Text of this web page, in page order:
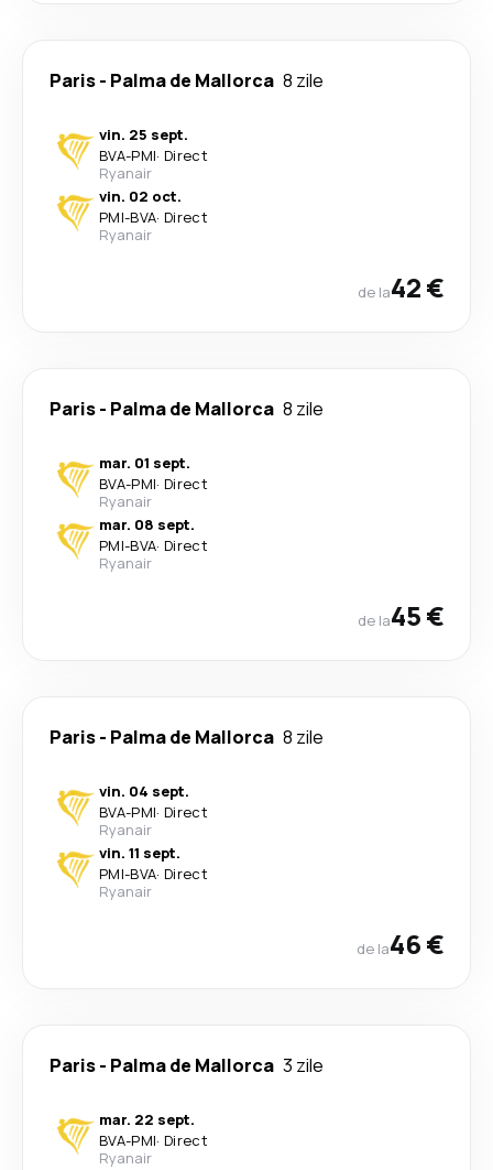
Paris- Palma de Mallorca 8 zile
vin. 25 sept.
BVA-PMI· Direct
Ryanair
vin. 02 oct.
PMI-BVA· Direct
Ryanair
de la42 €
Paris- Palma de Mallorca 8 zile
mar. 01 sept.
BVA-PMI· Direct
Ryanair
mar. 08 sept.
PMI-BVA· Direct
Ryanair
de la45 €
Paris- Palma de Mallorca 8 zile
vin. 04 sept.
BVA-PMI· Direct
Ryanair
vin. 11 sept.
PMI-BVA· Direct
Ryanair
de la46 €
Paris- Palma de Mallorca 3 zile
mar. 22 sept.
BVA-PMI· Direct
Ryanair